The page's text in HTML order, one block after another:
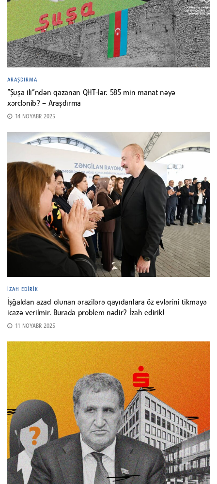
ARAŞDIRMA
“Şuşa ili”ndən qazanan QHT-lər. 585 min manat nəyə
xərclənib? – Araşdırma
14 NOYABR 2025
İZAH EDIRIK
İşğaldan azad olunan ərazilərə qayıdanlara öz evlərini tikməyə
icazə verilmir. Burada problem nədir? İzah edirik!
11 NOYABR 2025